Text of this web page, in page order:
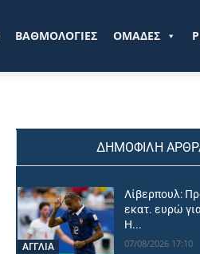
ΒΑΘΜΟΛΟΓΙΕΣ ΟΜΑΔΕΣ
ΔΗΜΟΦΙΛΗ
ΑΓΓΛΙΑ
Λίβερπουλ:
εκατ. ευρώ
Η...
07/08/2026 17:10